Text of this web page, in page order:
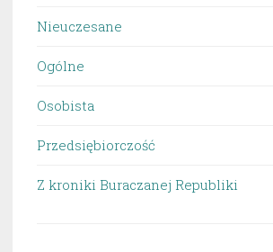
Nieuczesane
Ogólne
Osobista
Przedsiębiorczość
Z kroniki Buraczanej Republiki